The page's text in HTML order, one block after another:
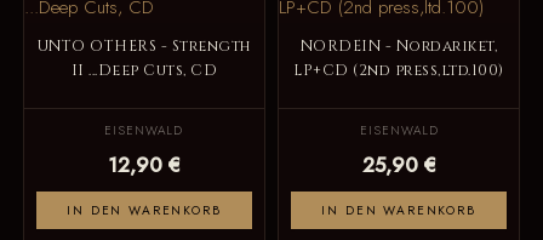
UNTO OTHERS - Strength
II ...Deep Cuts, CD
EISENWALD
12,90 €
IN DEN WARENKORB
NORDEIN - Nordariket,
LP+CD (2nd press,ltd.100)
EISENWALD
25,90 €
IN DEN WARENKORB